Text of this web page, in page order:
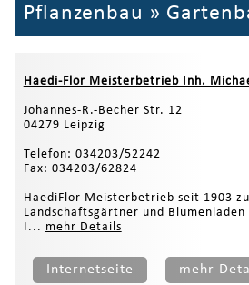
Pflanzenbau »
Haedi-Flor Meisterbetrieb Inh.
Johannes-R.-Becher Str. 12
04279 Leipzig
Telefon: 034203/52242
Fax: 034203/62824
HaediFlor Meisterbetrieb seit 1903
Landschaftsgärtner und
I... mehr Details
Internetseite mehr